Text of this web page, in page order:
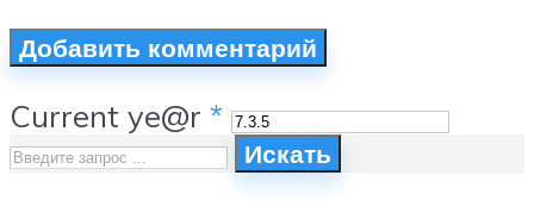
Current ye@r *
Искать